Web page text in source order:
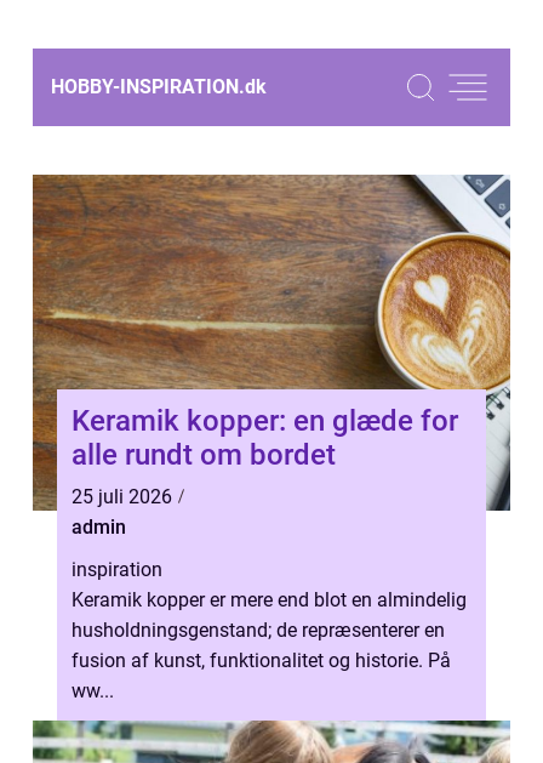
HOBBY-INSPIRATION.dk
Keramik kopper: en glæde for
alle rundt om bordet
25 juli 2026
admin
inspiration
Keramik kopper er mere end blot en almindelig
husholdningsgenstand; de repræsenterer en
fusion af kunst, funktionalitet og historie. På
ww...